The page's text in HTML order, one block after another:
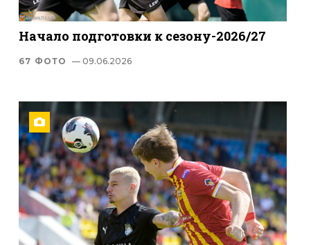
Начало подготовки к сезону-2026/27
67 ФОТО — 09.06.2026